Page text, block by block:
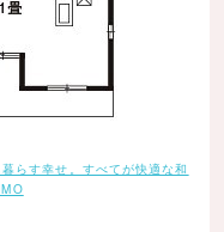
らす幸せ。すべてが快適な和